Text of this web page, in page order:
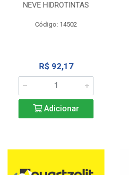
NEVE HIDROTINTAS
Código: 14502
R$ 92,17
Adicionar